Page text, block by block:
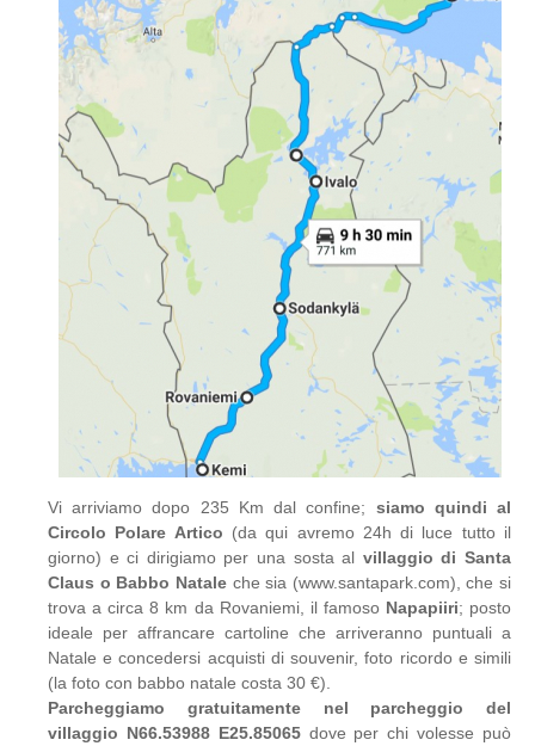
Vi arriviamo dopo 235 Km dal confine; siamo quindi al
Circolo Polare Artico (da qui avremo 24h di luce tutto il
giorno) e ci dirigiamo per una sosta al villaggio di Santa
Claus o Babbo Nataleche sia (www.santapark.com), che si
trova a circa 8 km da Rovaniemi, il famoso Napapiiri; posto
ideale per affrancare cartoline che arriveranno puntuali a
Natale e concedersi acquisti di souvenir, foto ricordo e simili
(la foto con babbo natale costa 30 €).
Parcheggiamo gratuitamente nel parcheggio del
villaggio N66.53988 E25.85065dove per chi volesse può